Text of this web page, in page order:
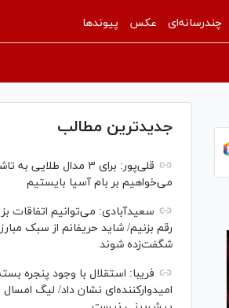
چندرسانه‌ای عکس پیوندها
جدیدترین مطالب
قلی‌پور: برای ۳ مدال
می‌خواهیم بر بام آسیا بایستیم
سعیدآبادی: می‌توانیم اتفاقات
رقم بزنیم/ شاید حریفانم از سبک
شگفت‌زده شوند
فریبا: استقلال با وجود پنجره
امیدوارکننده‌ای نشان داد/ لیگ امسال